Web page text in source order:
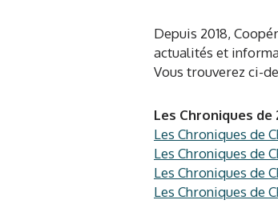
Depuis 2018,
actualités et
Vous trouverez ci-
Les Chroniques de
Les Chroniques de
Les Chroniques de
Les Chroniques de
Les Chroniques de